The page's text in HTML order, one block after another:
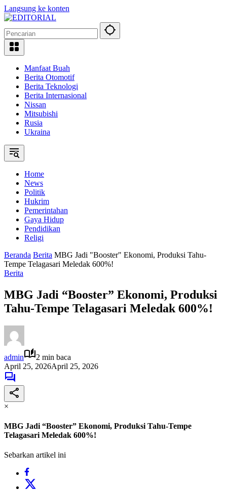
Langsung ke konten
Manfaat Buah
Berita Otomotif
Berita Teknologi
Berita Internasional
Nissan
Mitsubishi
Rusia
Ukraina
Home
News
Politik
Hukrim
Pemerintahan
Gaya Hidup
Pendidikan
Religi
Beranda Berita MBG Jadi "Booster" Ekonomi, Produksi Tahu-
Tempe Telagasari Meledak 600%!
Berita
MBG Jadi “Booster” Ekonomi, Produksi
Tahu-Tempe Telagasari Meledak 600%!
admin
2 min baca
April 25, 2026April 25, 2026
×
MBG Jadi “Booster” Ekonomi, Produksi Tahu-Tempe
Telagasari Meledak 600%!
Sebarkan artikel ini